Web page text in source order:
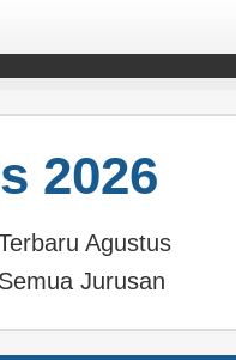
2026
Agustus
Jurusan